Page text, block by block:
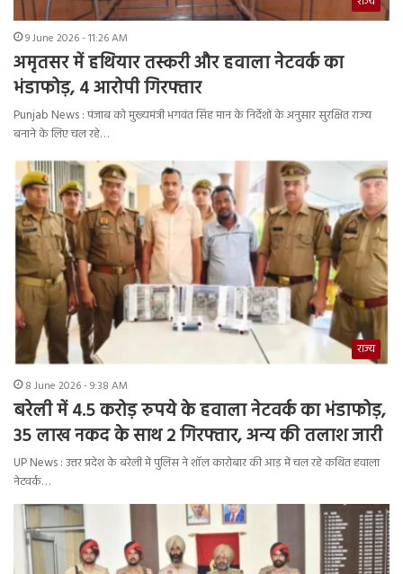
9 June 2026 - 11:26 AM
अमृतसर में हथियार तस्करी और हवाला नेटवर्क का
भंडाफोड़, 4 आरोपी गिरफ्तार
Punjab News : पंजाब को मुख्यमंत्री भगवंत सिंह मान के निर्देशों के अनुसार सुरक्षित राज्य
बनाने के लिए चल रहे…
राज्य
8 June 2026 - 9:38 AM
बरेली में 4.5 करोड़ रुपये के हवाला नेटवर्क का भंडाफोड़,
35 लाख नकद के साथ 2 गिरफ्तार, अन्य की तलाश जारी
UP News : उत्तर प्रदेश के बरेली में पुलिस ने शॉल कारोबार की आड़ में चल रहे कथित हवाला
नेटवर्क…